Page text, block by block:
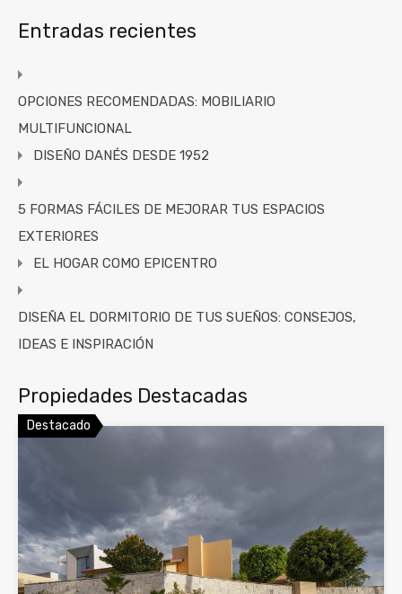
Entradas recientes
OPCIONES RECOMENDADAS: MOBILIARIO
MULTIFUNCIONAL
DISEÑO DANÉS DESDE 1952
5 FORMAS FÁCILES DE MEJORAR TUS ESPACIOS
EXTERIORES
EL HOGAR COMO EPICENTRO
DISEÑA EL DORMITORIO DE TUS SUEÑOS: CONSEJOS,
IDEAS E INSPIRACIÓN
Propiedades Destacadas
Destacado